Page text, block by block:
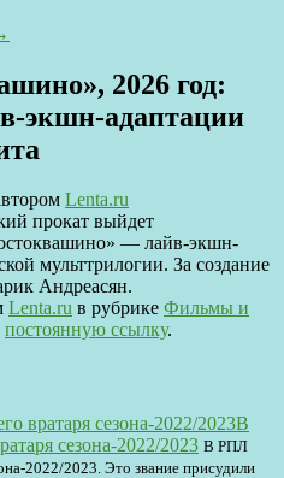
2026 год:
экшн-адаптации
Lenta.ru
прокат выйдет
— лайв-экшн-
мульттрилогии. За создание
Андреасян.
Lenta.ru в рубрике Фильмы и
постоянную ссылку.
В
сезона-2022/2023 В РПЛ
2022/2023. Это звание присудили